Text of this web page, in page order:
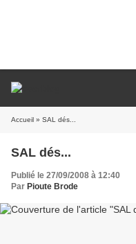
Accueil » SAL dés...
SAL dés...
Publié le 27/09/2008 à 12:40
Par Pioute Brode